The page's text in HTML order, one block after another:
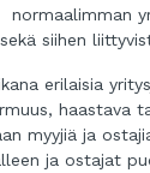
normaalimman
siihen
erilaisia
haastava
myyjiä ja
ja ostajat